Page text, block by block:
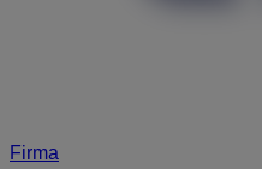
Firma